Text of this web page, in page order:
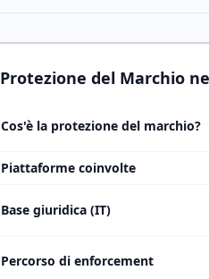
Protezione del Marchio
Cos'è la protezione del marchio?
Piattaforme coinvolte
Base giuridica (IT)
Percorso di enforcement